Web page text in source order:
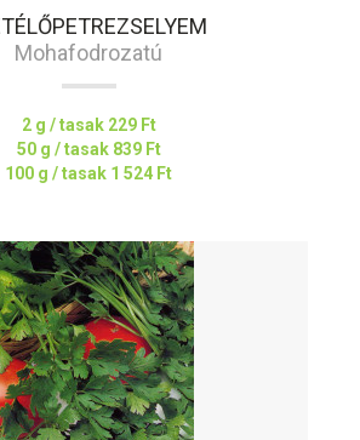
Mohafodrozatú
2 g / tasak 229 Ft
50 g / tasak 839 Ft
100 g / tasak 1 524 Ft